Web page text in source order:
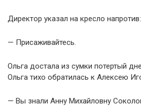
Директор указал на кресло напротив:
— Присаживайтесь.
Ольга достала из сумки потертый
Ольга тихо обратилась к Алексею
— Вы знали Анну Михайловну